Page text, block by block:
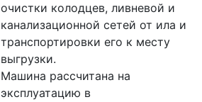
очистки колодцев, ливневой и
канализационной сетей от ила и
транспортировки его к месту
выгрузки.
Машина рассчитана на
эксплуатацию в